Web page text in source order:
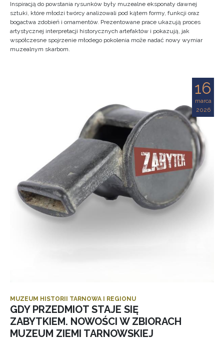
Inspiracją do powstania rysunków były muzealne eksponaty dawnej
sztuki, które młodzi twórcy analizowali pod kątem formy, funkcji oraz
bogactwa zdobień i ornamentów. Prezentowane prace ukazują proces
artystycznej interpretacji historycznych artefaktów i pokazują, jak
współczesne spojrzenie młodego pokolenia może nadać nowy wymiar
muzealnym skarbom.
16
marca
2026
MUZEUM HISTORII TARNOWA I REGIONU
GDY PRZEDMIOT STAJE SIĘ
ZABYTKIEM. NOWOŚCI W ZBIORACH
MUZEUM ZIEMI TARNOWSKIEJ